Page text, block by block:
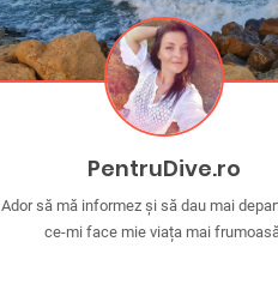
PentruDive.ro
Ador să mă informez și să dau mai
ce-mi face mie viața mai